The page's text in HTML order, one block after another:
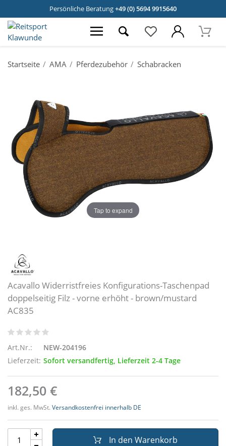
Persönliche Beratung+49 (0) 5694 9915640
Startseite AMA Pferdezubehör Schabracken
Tap to expand
Acavallo Widerristfreies Konfigurations-Taschenpad
doppelseitig Filz - vorne erhöht - brown/mustard
AC835
Art.Nr.:
NEW-204196
Lieferzeit: Sofort versandfertig, Lieferzeit 2-4 Tage
182,50 €
inkl. ges. MwSt. Versandkostenfrei innerhalb DE
In den Warenkorb